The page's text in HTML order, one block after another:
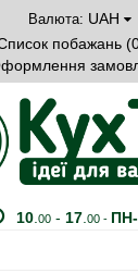
Валюта: UAH
побажань
10. 00- 17. 00 -